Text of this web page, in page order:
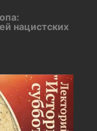
нацистских